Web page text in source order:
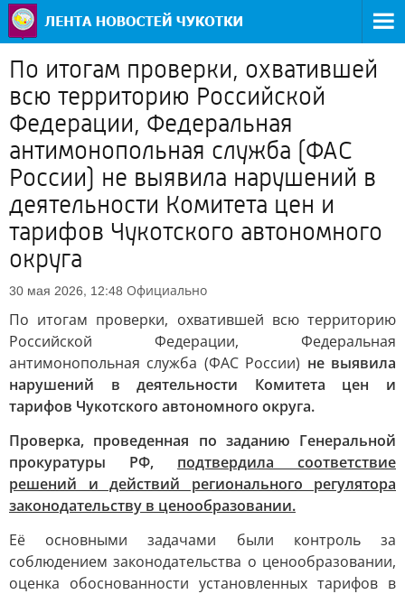
По итогам проверки, охватившей
всю территорию Российской
Федерации, Федеральная
антимонопольная служба (ФАС
России) не выявила нарушений в
деятельности Комитета цен и
тарифов Чукотского автономного
округа
30 мая 2026, 12:48 Официально
По итогам проверки, охватившей всю территорию
Российской Федерации, Федеральная
антимонопольная служба (ФАС России) не выявила
нарушений в деятельности Комитета цен и
тарифов Чукотского автономного округа.
Проверка, проведенная по заданию Генеральной
прокуратуры РФ, подтвердила соответствие
решений и действий регионального регулятора
законодательству в ценообразовании.
Её основными задачами были контроль за
соблюдением законодательства о ценообразовании,
оценка обоснованности установленных тарифов в